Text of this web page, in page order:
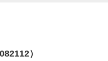
）